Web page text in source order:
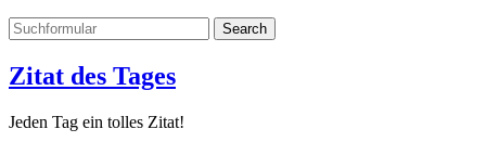
Search
Zitat des Tages
Jeden Tag ein tolles Zitat!